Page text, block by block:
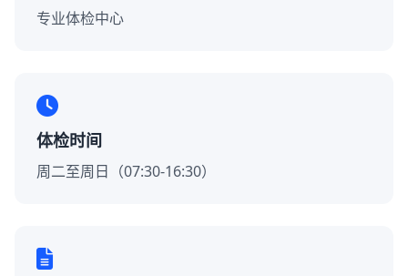
专业体检中心
体检时间
周二至周日（07:30-16:30）